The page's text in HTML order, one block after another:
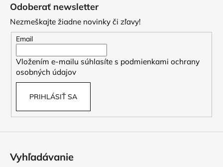
Odoberať newsletter
Nezmeškajte žiadne novinky či zľavy!
Email
Vložením e-mailu súhlasíte s podmienkami ochrany
osobných údajov
PRIHLÁSIŤ SA
Vyhľadávanie